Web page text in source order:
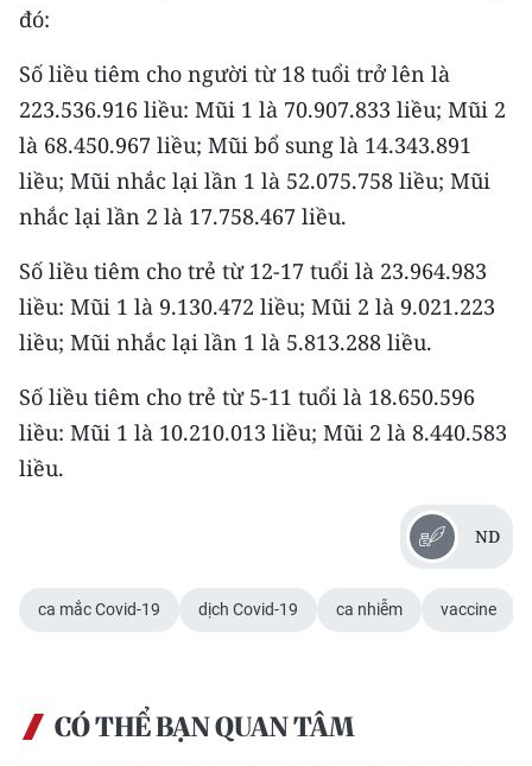
Chuyên trang Hà Nội
Chuyên trang TP. Hồ Chí Minh
CHUYÊN ĐỀ
CÁC CHUYÊN TRANG
VỀ BÁO NHÂN DÂN
THỜI NAY
NHÂN DÂN HẰNG THÁNG
MUA BÁO
ENGLISH
FRANÇAIS
đó:
Số liều tiêm cho người từ 18 tuổi trở lên là
223.536.916 liều: Mũi 1 là 70.907.833 liều; Mũi 2
là 68.450.967 liều; Mũi bổ sung là 14.343.891
liều; Mũi nhắc lại lần 1 là 52.075.758 liều; Mũi
nhắc lại lần 2 là 17.758.467 liều.
Số liều tiêm cho trẻ từ 12-17 tuổi là 23.964.983
liều: Mũi 1 là 9.130.472 liều; Mũi 2 là 9.021.223
liều; Mũi nhắc lại lần 1 là 5.813.288 liều.
Số liều tiêm cho trẻ từ 5-11 tuổi là 18.650.596
liều: Mũi 1 là 10.210.013 liều; Mũi 2 là 8.440.583
liều.
ND
ca mắc Covid-19 dịch Covid-19 ca nhiễm vaccine
CÓ THỂ BẠN QUAN TÂM